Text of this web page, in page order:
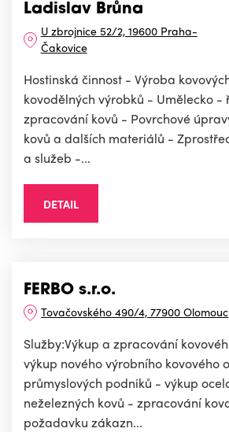
Ladislav Brůna
U zbrojnice 52/2, 19600 Praha-
Čakovice
Hostinská činnost - Výroba
kovodělných výrobků - Umělecko -
zpracování kovů - Povrchové
kovů a dalších materiálů -
a služeb -...
DETAIL
FERBO s.r.o.
Tovačovského 490/4, 77900 Olomouc
Služby:Výkup a zpracování
výkup nového výrobního kovového
průmyslových podniků - výkup
neželezných kovů - zpracování
požadavku zákazn...